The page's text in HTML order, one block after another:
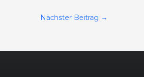
Nächster Beitrag →